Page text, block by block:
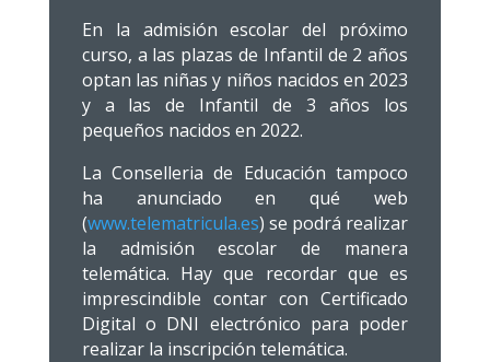
En la admisión escolar del próximo
curso, a las plazas de Infantil de 2 años
optan las niñas y niños nacidos en 2023
y a las de Infantil de 3 años los
pequeños nacidos en 2022.
La Conselleria de Educación tampoco
ha anunciado en qué web
(www.telematricula.es) se podrá realizar
la admisión escolar de manera
telemática. Hay que recordar que es
imprescindible contar con Certificado
Digital o DNI electrónico para poder
realizar la inscripción telemática.